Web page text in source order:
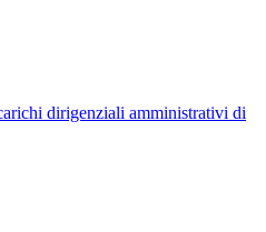
dirigenziali amministrativi di